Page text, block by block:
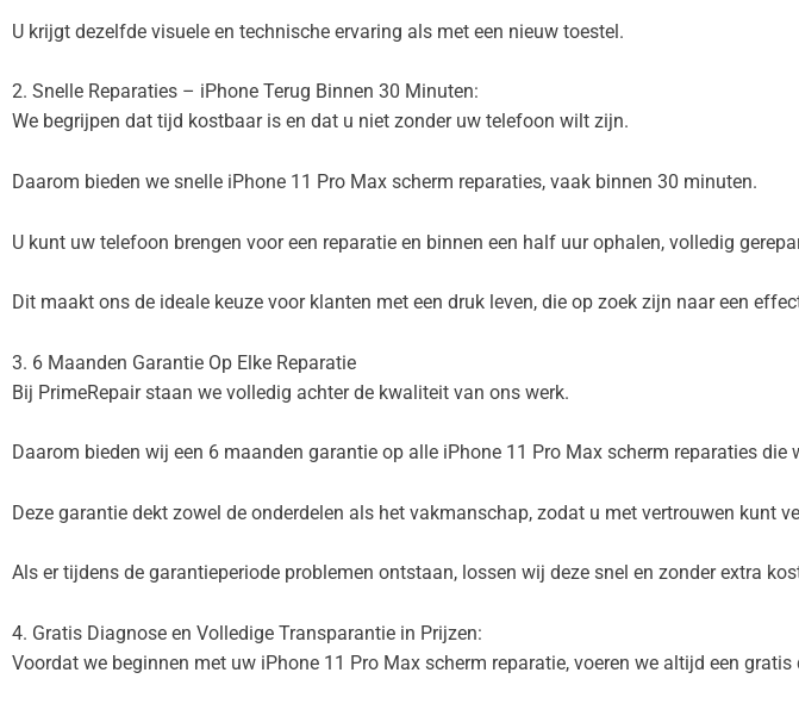
U krijgt dezelfde visuele en technische ervaring als met een nieuw toestel.
2. Snelle Reparaties – iPhone Terug Binnen 30 Minuten:
We begrijpen dat tijd kostbaar is en dat u niet zonder uw telefoon wilt zijn.
Daarom bieden we snelle iPhone 11 Pro Max scherm reparaties, vaak binnen 30 minuten.
U kunt uw telefoon brengen voor een reparatie en binnen een half uur ophalen, volledig
Dit maakt ons de ideale keuze voor klanten met een druk leven, die op zoek zijn naar een
3. 6 Maanden Garantie Op Elke Reparatie
Bij PrimeRepair staan we volledig achter de kwaliteit van ons werk.
Daarom bieden wij een 6 maanden garantie op alle iPhone 11 Pro Max scherm reparaties die
Deze garantie dekt zowel de onderdelen als het vakmanschap, zodat u met vertrouwen kunt
Als er tijdens de garantieperiode problemen ontstaan, lossen wij deze snel en zonder extra
4. Gratis Diagnose en Volledige Transparantie in Prijzen:
Voordat we beginnen met uw iPhone 11 Pro Max scherm reparatie, voeren we altijd een gratis